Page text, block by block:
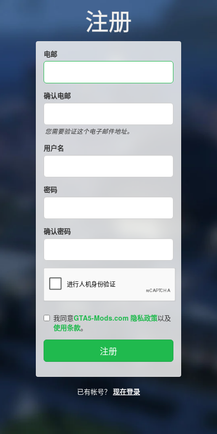
注册
电邮
确认电邮
您需要验证这个电子邮件地址。
用户名
密码
确认密码
我同意GTA5-Mods.com 隐私政策以及
使用条款。
已有帐号？ 现在登录